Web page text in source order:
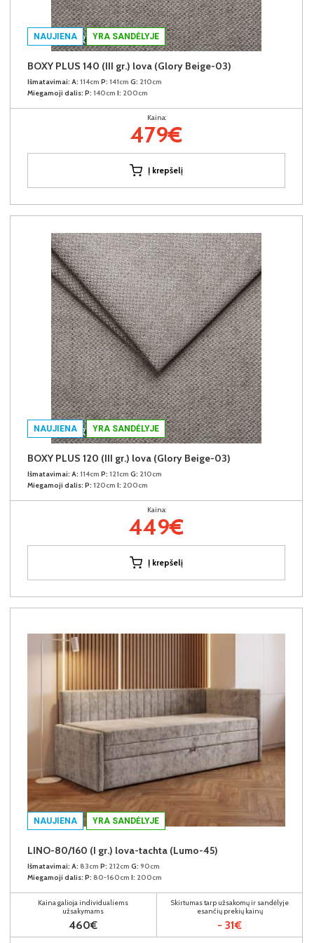
NAUJIENA YRA SANDĖLYJE
BOXY PLUS 140 (III gr.) lova (Glory Beige-03)
Išmatavimai: A: 114cm P: 141cm G: 210cm
Miegamoji dalis: P: 140cm I: 200cm
Kaina:
479€
Į krepšelį
NAUJIENA YRA SANDĖLYJE
BOXY PLUS 120 (III gr.) lova (Glory Beige-03)
Išmatavimai: A: 114cm P: 121cm G: 210cm
Miegamoji dalis: P: 120cm I: 200cm
Kaina:
449€
Į krepšelį
NAUJIENA YRA SANDĖLYJE
LINO-80/160 (I gr.) lova-tachta (Lumo-45)
Išmatavimai: A: 83cm P: 212cm G: 90cm
Miegamoji dalis: P: 80-160cm I: 200cm
Kaina galioja individualiems
užsakymams
460€
Skirtumas tarp užsakomų ir sandėlyje
esančių prekių kainų
- 31€